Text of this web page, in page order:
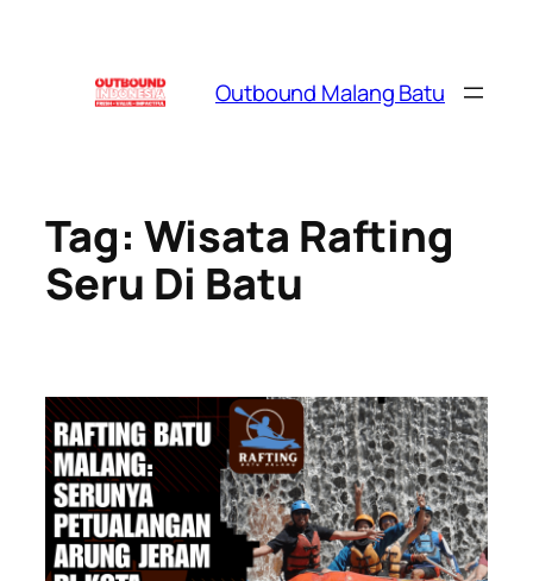
Outbound Malang Batu
Tag: Wisata Rafting
Seru Di Batu